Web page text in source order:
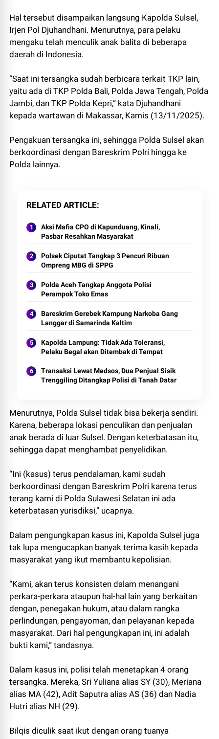
Hal tersebut disampaikan langsung Kapolda Sulsel,
Irjen Pol Djuhandhani. Menurutnya, para pelaku
mengaku telah menculik anak balita di beberapa
daerah di Indonesia.
“Saat ini tersangka sudah berbicara terkait TKP lain,
yaitu ada di TKP Polda Bali, Polda Jawa Tengah, Polda
Jambi, dan TKP Polda Kepri,” kata Djuhandhani
kepada wartawan di Makassar, Kamis (13/11/2025).
Pengakuan tersangka ini, sehingga Polda Sulsel akan
berkoordinasi dengan Bareskrim Polri hingga ke
Polda lainnya.
RELATED ARTICLE
Aksi Mafia CPO di Kapunduang, Kinali,
Pasbar Resahkan Masyarakat
Polsek Ciputat Tangkap 3 Pencuri Ribuan
Ompreng MBG di SPPG
Polda Aceh Tangkap Anggota Polisi
Perampok Toko Emas
Bareskrim Gerebek Kampung Narkoba Gang
Langgar di Samarinda Kaltim
Kapolda Lampung: Tidak Ada Toleransi,
Pelaku Begal akan Ditembak di Tempat
Transaksi Lewat Medsos, Dua Penjual Sisik
Trenggiling Ditangkap Polisi di Tanah Datar
Menurutnya, Polda Sulsel tidak bisa bekerja sendiri.
Karena, beberapa lokasi penculikan dan penjualan
anak berada di luar Sulsel. Dengan keterbatasan itu,
sehingga dapat menghambat penyelidikan.
“Ini (kasus) terus pendalaman, kami sudah
berkoordinasi dengan Bareskrim Polri karena terus
terang kami di Polda Sulawesi Selatan ini ada
keterbatasan yurisdiksi,” ucapnya.
Dalam pengungkapan kasus ini, Kapolda Sulsel juga
tak lupa mengucapkan banyak terima kasih kepada
masyarakat yang ikut membantu kepolisian.
“Kami, akan terus konsisten dalam menangani
perkara-perkara ataupun hal-hal lain yang berkaitan
dengan, penegakan hukum, atau dalam rangka
perlindungan, pengayoman, dan pelayanan kepada
masyarakat. Dari hal pengungkapan ini, ini adalah
bukti kami,” tandasnya.
Dalam kasus ini, polisi telah menetapkan 4 orang
tersangka. Mereka, Sri Yuliana alias SY (30), Meriana
alias MA (42), Adit Saputra alias AS (36) dan Nadia
Hutri alias NH (29).
Bilqis diculik saat ikut dengan orang tuanya